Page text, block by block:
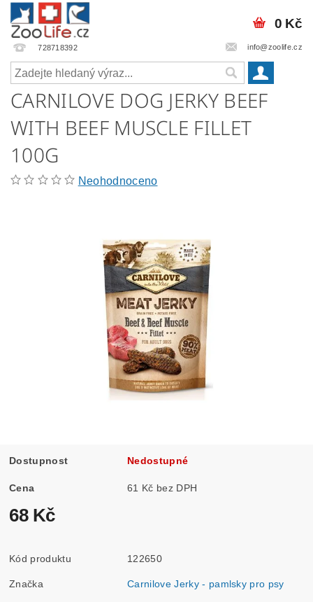
728718392 info@zoolife.cz
0 Kč
CARNILOVE DOG JERKY BEEF
WITH BEEF MUSCLE FILLET
100G
Neohodnoceno
Dostupnost Nedostupné
Cena 61 Kč bez DPH
68 Kč
Kód produktu 122650
Značka Carnilove Jerky - pamlsky pro psy